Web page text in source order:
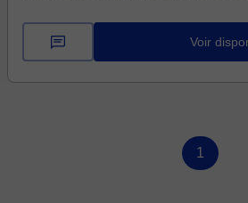
titulaire d'un baccalauré...
Voir
1